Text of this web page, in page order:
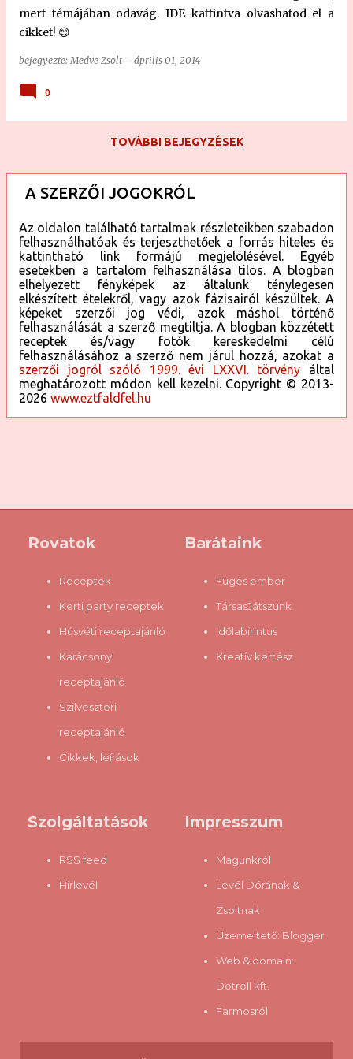
mert témájában odavág. IDE kattintva olvashatod el a
cikket! 😊
bejegyezte:Medve Zsolt – április 01, 2014
0
TOVÁBBI BEJEGYZÉSEK
A SZERZŐI JOGOKRÓL
Az oldalon található tartalmak részleteikben szabadon
felhasználhatóak és terjeszthetőek a forrás hiteles és
kattintható link formájú megjelölésével. Egyéb
esetekben a tartalom felhasználása tilos. A blogban
elhelyezett fényképek az általunk ténylegesen
elkészített ételekről, vagy azok fázisairól készültek. A
képeket szerzői jog védi, azok máshol történő
felhasználását a szerző megtiltja. A blogban közzétett
receptek és/vagy fotók kereskedelmi célú
felhasználásához a szerző nem járul hozzá, azokat a
szerzői jogról szóló 1999. évi LXXVI. törvény által
meghatározott módon kell kezelni. Copyright © 2013-
2026 www.eztfaldfel.hu
Rovatok
Receptek
Kerti party receptek
Húsvéti receptajánló
Karácsonyi
receptajánló
Szilveszteri
receptajánló
Cikkek, leírások
Barátaink
Fügés ember
TársasJátszunk
Időlabirintus
Kreatív kertész
Szolgáltatások
RSS feed
Hírlevél
Impresszum
Magunkról
Levél Dórának &
Zsoltnak
Üzemeltető: Blogger
Web & domain:
Dotroll kft.
Farmosról